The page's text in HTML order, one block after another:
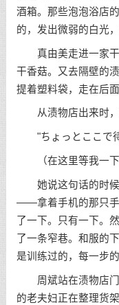
酒箱。那些泡泡浴店
的，发出微弱的白光
真由美走进一家干
干香菇。又去隔壁的
提着塑料袋，走在后
从渍物店出来时，
"ちょっとここで待
（在这里等我一下
她说这句话的时候
——拿着手机的那只
了一下。只有一下。
了一条窄巷。和服的
是训练过的，每一步
周斌站在渍物店门
的老夫妇正在整理货